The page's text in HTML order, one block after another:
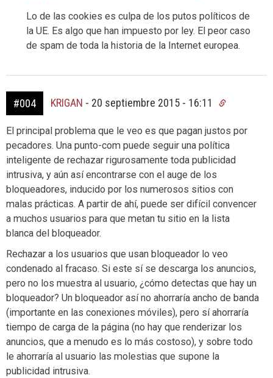
Lo de las cookies es culpa de los putos políticos de
la UE. Es algo que han impuesto por ley. El peor caso
de spam de toda la historia de la Internet europea.
#004 KRIGAN - 20 septiembre 2015 - 16:11
El principal problema que le veo es que pagan justos por
pecadores. Una punto-com puede seguir una política
inteligente de rechazar rigurosamente toda publicidad
intrusiva, y aún así encontrarse con el auge de los
bloqueadores, inducido por los numerosos sitios con
malas prácticas. A partir de ahí, puede ser difícil convencer
a muchos usuarios para que metan tu sitio en la lista
blanca del bloqueador.
Rechazar a los usuarios que usan bloqueador lo veo
condenado al fracaso. Si este sí se descarga los anuncios,
pero no los muestra al usuario, ¿cómo detectas que hay un
bloqueador? Un bloqueador así no ahorraría ancho de banda
(importante en las conexiones móviles), pero sí ahorraría
tiempo de carga de la página (no hay que renderizar los
anuncios, que a menudo es lo más costoso), y sobre todo
le ahorraría al usuario las molestias que supone la
publicidad intrusiva.